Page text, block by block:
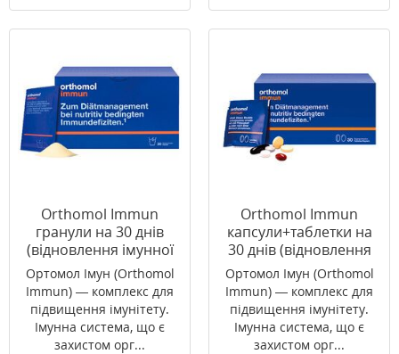
Orthomol Immun
гранули на 30 днів
(відновлення імунної
системи)
Ортомол Імун (Orthomol
Immun) — комплекс для
підвищення імунітету.
Імунна система, що є
захистом орг...
Orthomol Immun
капсули+таблетки на
30 днів (відновлення
імунної системи)
Ортомол Імун (Orthomol
Immun) — комплекс для
підвищення імунітету.
Імунна система, що є
захистом орг...